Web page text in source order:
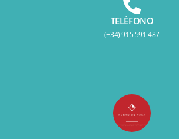
TELÉFONO
(+34) 915 591 487